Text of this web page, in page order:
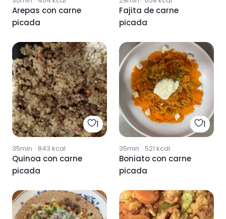
Arepas con carne
picada
Fajita de carne
picada
1
35min · 843 kcal
Quinoa con carne
picada
1
35min · 521 kcal
Boniato con carne
picada